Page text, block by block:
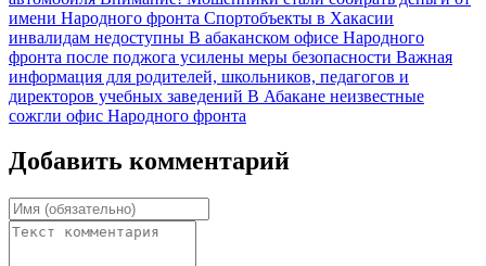
имени Народного фронта Спортобъекты в Хакасии
инвалидам недоступны В абаканском офисе Народного
фронта после поджога усилены меры безопасности Важная
информация для родителей, школьников, педагогов и
директоров учебных заведений В Абакане неизвестные
сожгли офис Народного фронта
Добавить комментарий